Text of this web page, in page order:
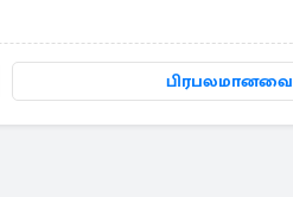
பிரபலமானவை